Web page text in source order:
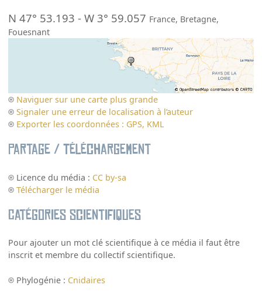
N 47° 53.193 -W 3° 59.057 France, Bretagne,
Fouesnant
Naviguer sur une carte plus grande
Signaler une erreur de localisation à l’auteur
Exporter les coordonnées : GPS, KML
Partage / Téléchargement
Licence du média : CC by-sa
Télécharger le média
Catégories scientifiques
Pour ajouter un mot clé scientifique à ce média il faut être
inscrit et membre du collectif scientifique.
Phylogénie : Cnidaires